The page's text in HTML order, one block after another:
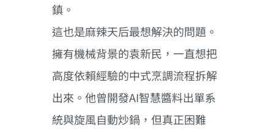
鎮。
這也是麻辣天后最想解決的問題。
擁有機械背景的袁新民，一直想把
高度依賴經驗的中式烹調流程拆解
出來。他曾開發AI智慧醬料出單系
統與旋風自動炒鍋，但真正困難